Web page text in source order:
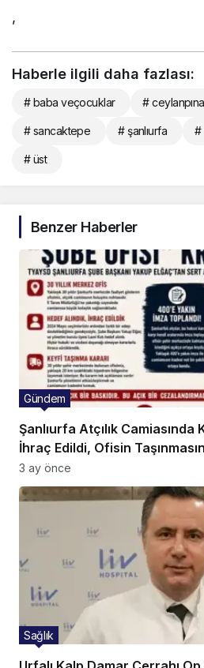
,
Haberle ilgili daha fazlası:
# baba veçocuklar #
# sancaktepe # şanlıurfa #
# üst
Benzer Haberler
Şanlıurfa Atçılık Camiasında
İhraç Edildi, Ofisin
Gündem
3 ay önce
Sağlık